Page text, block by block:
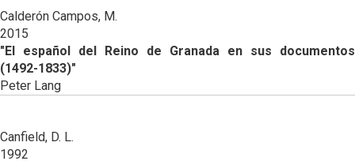
Calderón Campos, M.
2015
"El español del Reino de Granada en sus documentos
(1492-1833)"
Peter Lang
Canfield, D. L.
1992